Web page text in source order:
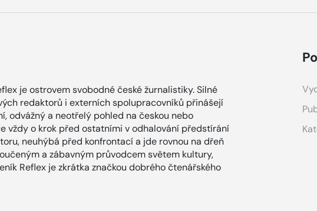
je ostrovem svobodné české žurnalistiky. Silné
redaktorů i externích spolupracovníků přinášejí
odvážný a neotřelý pohled na českou nebo
vždy o krok před ostatními v odhalování předstírání
neuhýbá před konfrontací a jde rovnou na dřeň
a zábavným průvodcem světem kultury,
Reflex je zkrátka značkou dobrého čtenářského